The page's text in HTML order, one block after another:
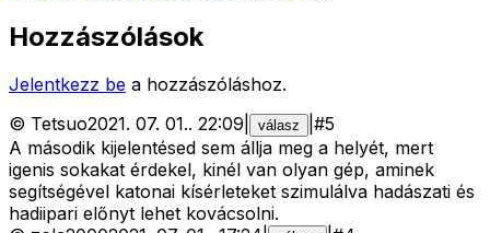
Hozzászólások
Jelentkezz be a hozzászóláshoz.
© Tetsuo2021. 07. 01.. 22:09 válasz #5
A második kijelentésed sem állja meg a helyét, mert
igenis sokakat érdekel, kinél van olyan gép, aminek
segítségével katonai kísérleteket szimulálva hadászati és
hadiipari előnyt lehet kovácsolni.